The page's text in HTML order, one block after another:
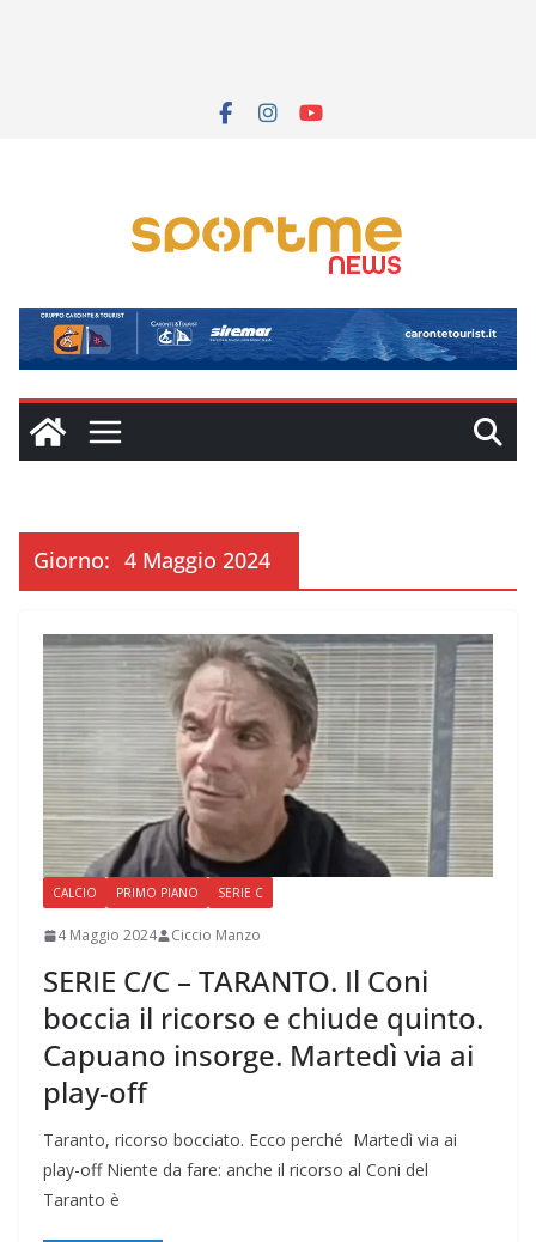
Giorno: 4 Maggio 2024
CALCIO PRIMO PIANO SERIE C
4 Maggio 2024 Ciccio Manzo
SERIE C/C – TARANTO. Il Coni
boccia il ricorso e chiude quinto.
Capuano insorge. Martedì via ai
play-off
Taranto, ricorso bocciato. Ecco perché Martedì via ai
play-off Niente da fare: anche il ricorso al Coni del
Taranto è